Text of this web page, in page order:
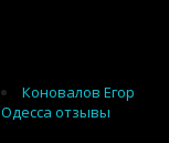
Коновалов Егор
Одесса отзывы